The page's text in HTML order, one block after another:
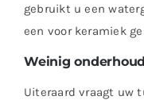
gebruikt u een
een voor keramiek
Weinig
Uiteraard vraagt uw